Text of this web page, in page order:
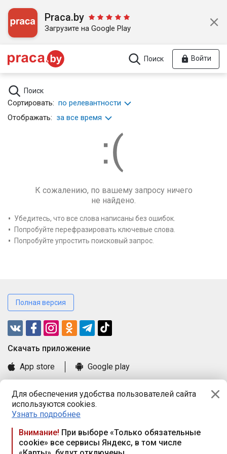
Для обеспечения удобства пользователей сайта
используются cookies.
Узнать подробнее
Внимание! При выборе «Только обязательные
cookie» все сервисы Яндекс, в том числе
Praca.by
Загрузите на Google Play
Поиск Войти
Поиск
Сортировать: по релевантности
Отображать: за все время
К сожалению, по вашему запросу ничего
не найдено.
Убедитесь, что все слова написаны без ошибок.
Попробуйте перефразировать ключевые слова.
Попробуйте упростить поисковый запрос.
Полная версия
Cкачать приложение
App store
Google play
Книга замечаний и предложений
Правила и документы
Praca.by © 2000—2026, ООО «ПРАЦА БАЙ»
Республика Беларусь, 220114, г. Минск, пр-т Независимости
117а, пом. № 9.